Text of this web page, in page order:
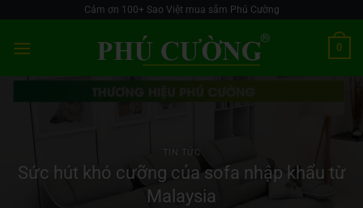
content
Cảm ơn 100+ Sao Việt mua sắm Phú Cường
0
TIN TỨC
Sức hút khó cưỡng của sofa nhập khẩu từ
Malaysia